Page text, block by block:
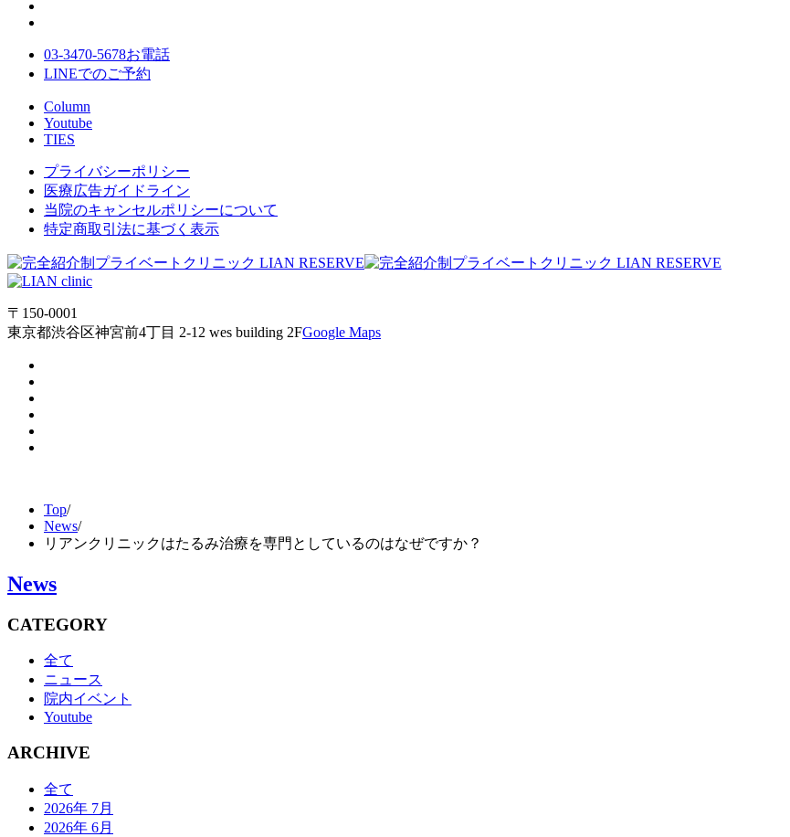
03-3470-5678お電話
LINEでのご予約
Column
Youtube
TIES
プライバシーポリシー
医療広告ガイドライン
当院のキャンセルポリシーについて
特定商取引法に基づく表示
〒150-0001
東京都渋谷区神宮前4丁目 2-12 wes building 2FGoogle Maps
Top/
News/
リアンクリニックはたるみ治療を専門としているのはなぜですか？
News
CATEGORY
全て
ニュース
院内イベント
Youtube
ARCHIVE
全て
2026年 7月
2026年 6月